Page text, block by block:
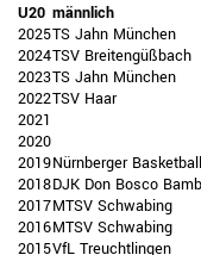
U20 männlich
2025TS Jahn München
2024TSV Breitengüßbach
2023TS Jahn München
2022TSV Haar
2021
2020
2019Nürnberger
2018DJK Don Bosco
2017MTSV Schwabing
2016MTSV Schwabing
2015VfL Treuchtlingen
BAYERNBASKET
NEWS
DIGITAL SCORE SHEET
STRUKTURREFORM